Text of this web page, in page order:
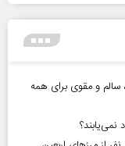
۳۰ صبحانه سریع، سالم و مقوی برای همه
نمی‌یابند؟